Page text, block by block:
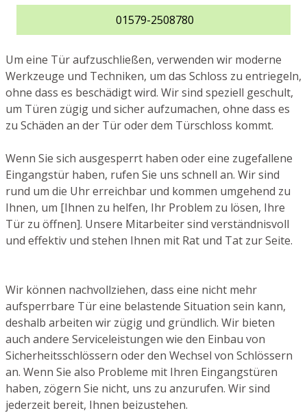
01579-2508780
Um eine Tür aufzuschließen, verwenden wir moderne
Werkzeuge und Techniken, um das Schloss zu entriegeln,
ohne dass es beschädigt wird. Wir sind speziell geschult,
um Türen zügig und sicher aufzumachen, ohne dass es
zu Schäden an der Tür oder dem Türschloss kommt.
Wenn Sie sich ausgesperrt haben oder eine zugefallene
Eingangstür haben, rufen Sie uns schnell an. Wir sind
rund um die Uhr erreichbar und kommen umgehend zu
Ihnen, um [Ihnen zu helfen, Ihr Problem zu lösen, Ihre
Tür zu öffnen]. Unsere Mitarbeiter sind verständnisvoll
und effektiv und stehen Ihnen mit Rat und Tat zur Seite.
Wir können nachvollziehen, dass eine nicht mehr
aufsperrbare Tür eine belastende Situation sein kann,
deshalb arbeiten wir zügig und gründlich. Wir bieten
auch andere Serviceleistungen wie den Einbau von
Sicherheitsschlössern oder den Wechsel von Schlössern
an. Wenn Sie also Probleme mit Ihren Eingangstüren
haben, zögern Sie nicht, uns zu anzurufen. Wir sind
jederzeit bereit, Ihnen beizustehen.